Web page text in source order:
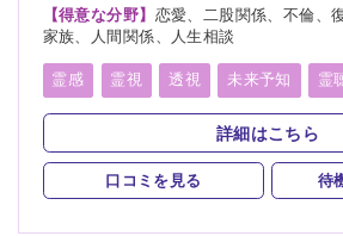
【得意な分野】 恋愛、二股関係、不倫、
家族、人間関係、人生相談
霊感 霊視 透視 未来予知 霊
スピリチュアルカウンセリング
詳細はこちら
口コミを見る 待